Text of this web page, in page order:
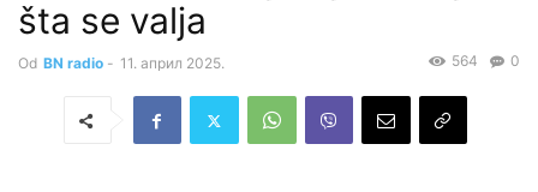
šta se valja
Od BN radio - 11. април 2025. 0
564